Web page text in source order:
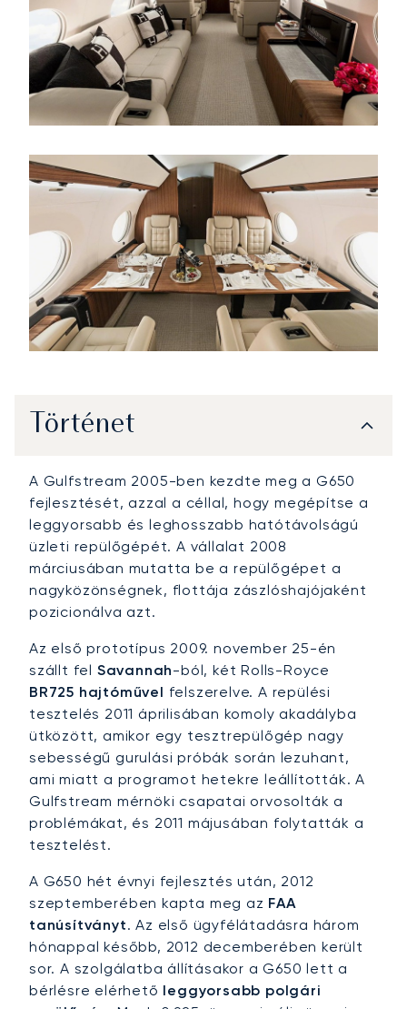
Történet
A Gulfstream 2005-ben kezdte meg a G650
fejlesztését, azzal a céllal, hogy megépítse a
leggyorsabb és leghosszabb hatótávolságú
üzleti repülőgépét. A vállalat 2008
márciusában mutatta be a repülőgépet a
nagyközönségnek, flottája zászlóshajójaként
pozicionálva azt.
Az első prototípus 2009. november 25-én
szállt fel Savannah-ból, két Rolls-Royce
BR725 hajtóművel felszerelve. A repülési
tesztelés 2011 áprilisában komoly akadályba
ütközött, amikor egy tesztrepülőgép nagy
sebességű gurulási próbák során lezuhant,
ami miatt a programot hetekre leállították. A
Gulfstream mérnöki csapatai orvosolták a
problémákat, és 2011 májusában folytatták a
tesztelést.
A G650 hét évnyi fejlesztés után, 2012
szeptemberében kapta meg az FAA
tanúsítványt. Az első ügyfélátadásra három
hónappal később, 2012 decemberében került
sor. A szolgálatba állításakor a G650 lett a
bérlésre elérhető leggyorsabb polgári